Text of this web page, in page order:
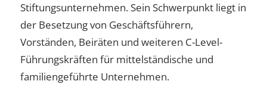
Stiftungsunternehmen. Sein Schwerpunkt liegt in
der Besetzung von Geschäftsführern,
Vorständen, Beiräten und weiteren C-Level-
Führungskräften für mittelständische und
familiengeführte Unternehmen.